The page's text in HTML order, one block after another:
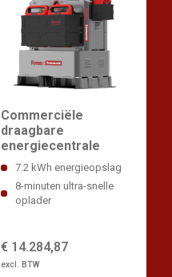
Commerciële
draagbare
energiecentrale
7.2 kWh energieopslag
8-minuten ultra-snelle
oplader
€ 14.284,87
excl. BTW